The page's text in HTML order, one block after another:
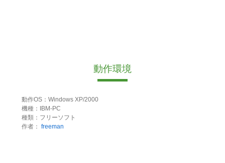
動作環境
動作OS：Windows XP/2000
機種：IBM-PC
種類：フリーソフト
作者： freeman